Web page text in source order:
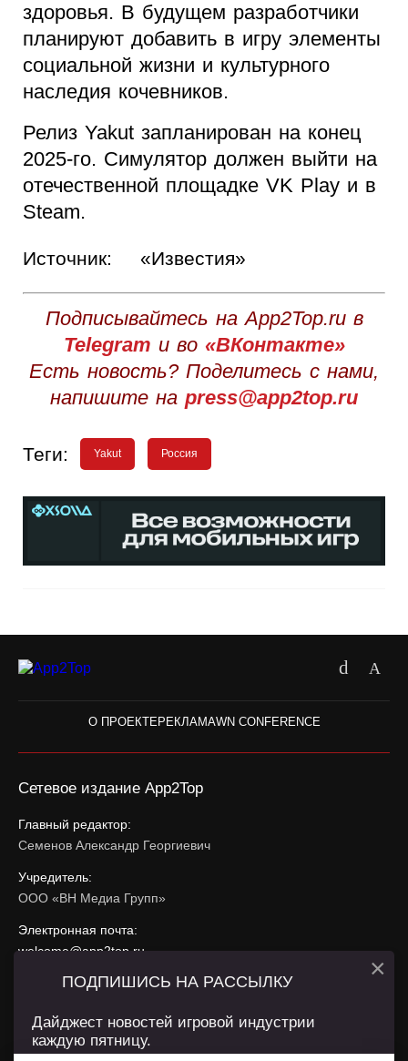
здоровья. В будущем разработчики
планируют добавить в игру элементы
социальной жизни и культурного
наследия кочевников.
Релиз Yakut запланирован на конец
2025-го. Симулятор должен выйти на
отечественной площадке VK Play и в
Steam.
Источник: «Известия»
Подписывайтесь на App2Top.ru в
Telegram и во «ВКонтакте»
Есть новость? Поделитесь с нами,
напишите на press@app2top.ru
Теги: Yakut Россия
О ПРОЕКТЕРЕКЛАМАWN CONFERENCE
Сетевое издание App2Top
Главный редактор:
Семенов Александр Георгиевич
Учредитель:
ООО «ВН Медиа Групп»
Электронная почта:
welcome@app2top.ru
При использовании материалов активная ссылка на
Сайт использует IP адреса, cookie, данные геолокации
ПОДПИШИСЬ НА РАССЫЛКУ
Дайджест новостей игровой индустрии
каждую пятницу.
×